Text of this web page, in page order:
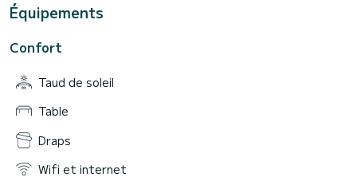
Équipements
Confort
Taud de soleil
Table
Draps
Wifi et internet